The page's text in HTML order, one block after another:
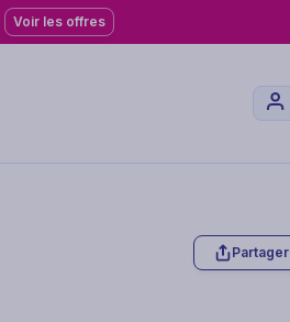
Voir les offres
Partager